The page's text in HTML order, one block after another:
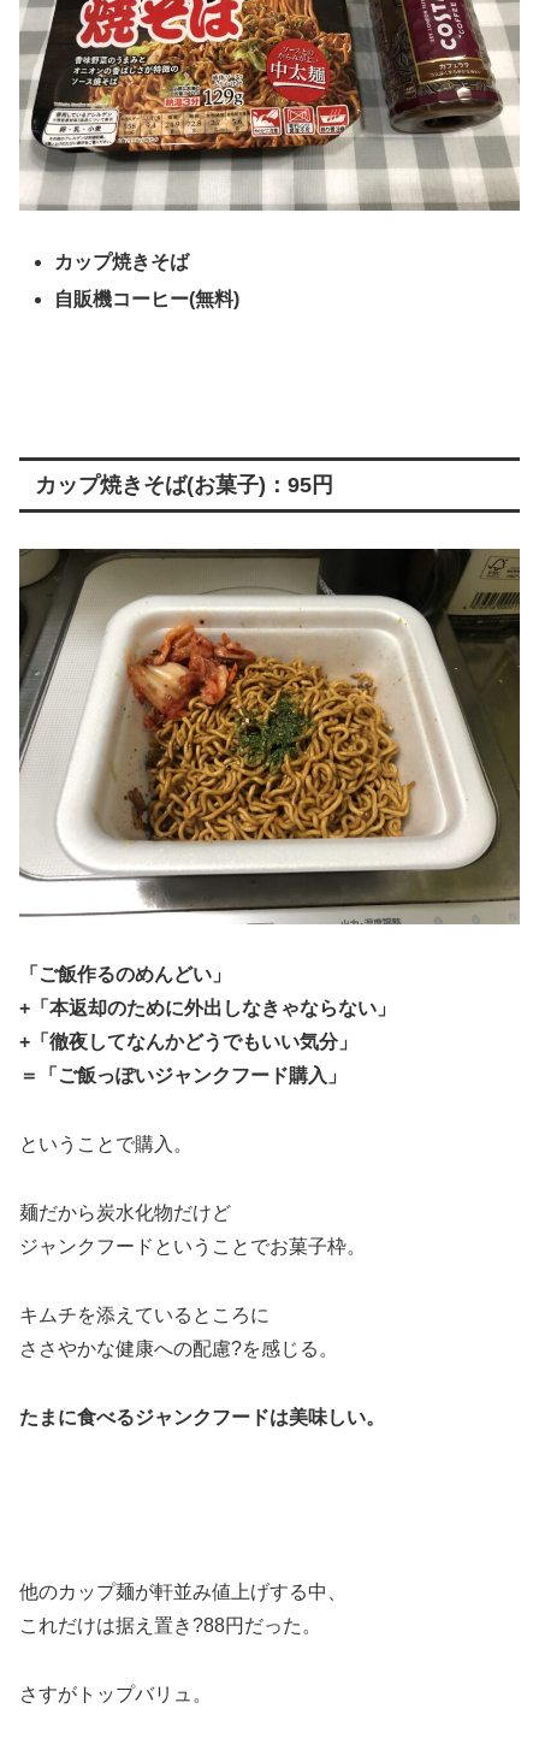
カップ焼きそば
自販機コーヒー(無料)
カップ焼きそば(お菓子)：95円
「ご飯作るのめんどい」
+「本返却のために外出しなきゃならない」
+「徹夜してなんかどうでもいい気分」
＝「ご飯っぽいジャンクフード購入」
ということで購入。
麺だから炭水化物だけど
ジャンクフードということでお菓子枠。
キムチを添えているところに
ささやかな健康への配慮?を感じる。
たまに食べるジャンクフードは美味しい。
他のカップ麺が軒並み値上げする中、
これだけは据え置き?88円だった。
さすがトップバリュ。